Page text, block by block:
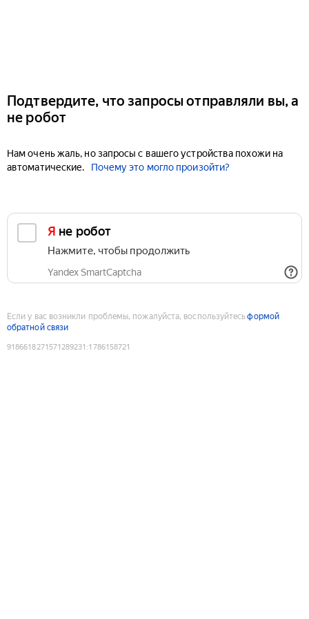
Подтвердите, что запросы отправляли вы, а
не робот
Нам очень жаль, но запросы с вашего устройства похожи на
автоматические.
Почему это могло произойти?
Я не робот
Нажмите, чтобы продолжить
Yandex SmartCaptcha
Если у вас возникли проблемы, пожалуйста, воспользуйтесьформой
обратной связи
9186618271571289231 :1786158721